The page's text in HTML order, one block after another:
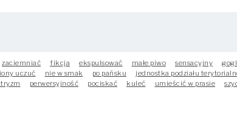
zaciemniać fikcja ekspulsować małe piwo sensacyjny
uczuć nie w smak po pańsku jednostka podziału
perwersyjność pociskać kuleć umieścić w prasie